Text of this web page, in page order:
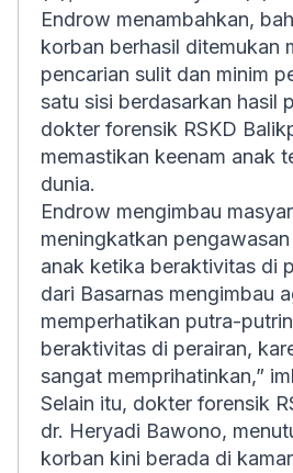
Endrow menambahkan,
korban berhasil ditemukan
pencarian sulit dan minim
satu sisi berdasarkan hasil
dokter forensik RSKD
memastikan keenam anak
dunia.
Endrow mengimbau
meningkatkan
anak ketika beraktivitas di
dari Basarnas mengimbau
memperhatikan putra-
beraktivitas di perairan,
sangat memprihatinkan,”
Selain itu, dokter forensik
dr. Heryadi Bawono,
korban kini berada di